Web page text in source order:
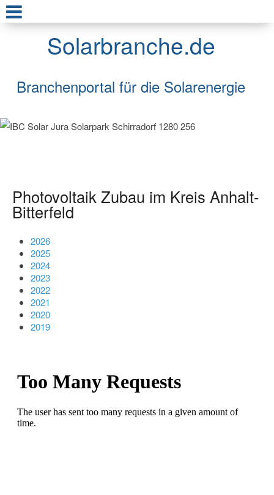
Solarbranche.de
Branchenportal für die Solarenergie
Photovoltaik Zubau im Kreis Anhalt-
Bitterfeld
2026
2025
2024
2023
2022
2021
2020
2019